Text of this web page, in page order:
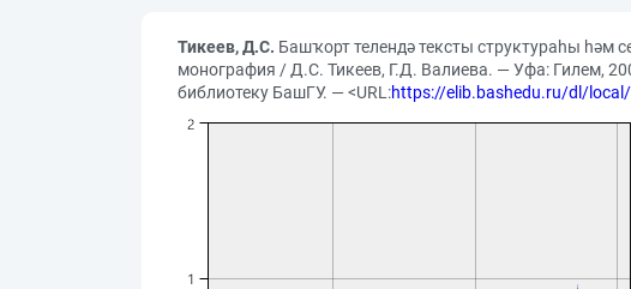
Тикеев, Д.С. Башҡорт телендә тексты структураhы hәм
монография / Д.С. Тикеев, Г.Д. Валиева. — Уфа: Гилем,
библиотеку БашГУ. — <URL:https://elib.bashedu.ru/dl/local/